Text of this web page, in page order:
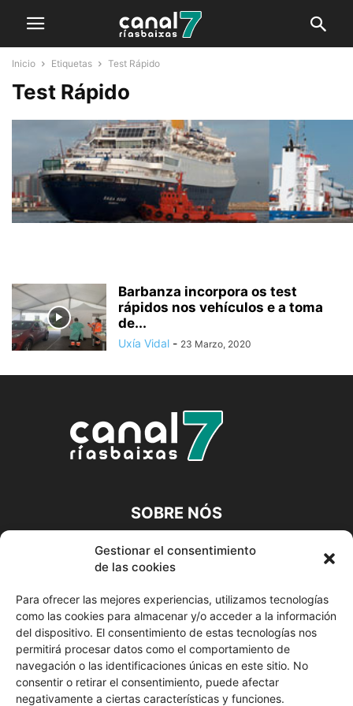
Gestionar el consentimiento
de las cookies
Para ofrecer las mejores experiencias, utilizamos tecnologías
como las cookies para almacenar y/o acceder a la información
del dispositivo. El consentimiento de estas tecnologías nos
permitirá procesar datos como el comportamiento de
navegación o las identificaciones únicas en este sitio. No
consentir o retirar el consentimiento, puede afectar
negativamente a ciertas características y funciones.
Inicio Etiquetas Test Rápido
Test Rápido
Barbanza incorpora os test
rápidos nos vehículos e a toma
de...
Uxía Vidal - 23 Marzo, 2020
SOBRE NÓS
A CANLE DIXITAL DA TÚA COMARCA
SÍGUENOS